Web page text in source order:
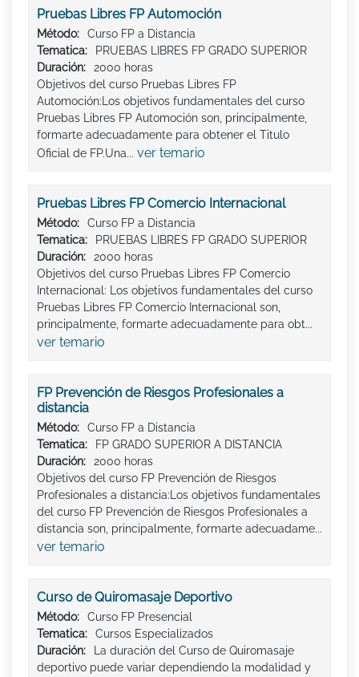
Pruebas Libres FP Automoción
Método:
Curso FP a Distancia
Tematica:
PRUEBAS LIBRES FP GRADO SUPERIOR
Duración:
2000 horas
Objetivos del curso Pruebas Libres FP
Automoción:Los objetivos fundamentales del curso
Pruebas Libres FP Automoción son, principalmente,
formarte adecuadamente para obtener el Titulo
Oficial de FP.Una... ver temario
Pruebas Libres FP Comercio Internacional
Método:
Curso FP a Distancia
Tematica:
PRUEBAS LIBRES FP GRADO SUPERIOR
Duración:
2000 horas
Objetivos del curso Pruebas Libres FP Comercio
Internacional: Los objetivos fundamentales del curso
Pruebas Libres FP Comercio Internacional son,
principalmente, formarte adecuadamente para obt...
ver temario
FP Prevención de Riesgos Profesionales a
distancia
Método:
Curso FP a Distancia
Tematica:
FP GRADO SUPERIOR A DISTANCIA
Duración:
2000 horas
Objetivos del curso FP Prevención de Riesgos
Profesionales a distancia:Los objetivos fundamentales
del curso FP Prevención de Riesgos Profesionales a
distancia son, principalmente, formarte adecuadame...
ver temario
Curso de Quiromasaje Deportivo
Método:
Curso FP Presencial
Tematica:
Cursos Especializados
Duración:
La duración del Curso de Quiromasaje
deportivo puede variar dependiendo la modalidad y